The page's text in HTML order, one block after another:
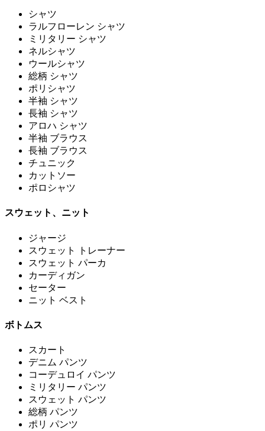
シャツ
ラルフローレン シャツ
ミリタリー シャツ
ネルシャツ
ウールシャツ
総柄 シャツ
ポリシャツ
半袖 シャツ
長袖 シャツ
アロハ シャツ
半袖 ブラウス
長袖 ブラウス
チュニック
カットソー
ポロシャツ
スウェット、ニット
ジャージ
スウェット トレーナー
スウェット パーカ
カーディガン
セーター
ニット ベスト
ボトムス
スカート
デニム パンツ
コーデュロイ パンツ
ミリタリー パンツ
スウェット パンツ
総柄 パンツ
ポリ パンツ